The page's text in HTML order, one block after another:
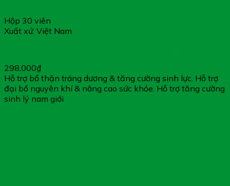
Hộp 30 viên
Xuất xứ: Việt Nam
298,000₫
Hỗ trợ bổ thận tráng dương & tăng cường sinh lực. Hỗ trợ
đại bổ nguyên khí & nâng cao sức khỏe. Hỗ trợ tăng cường
sinh lý nam giới